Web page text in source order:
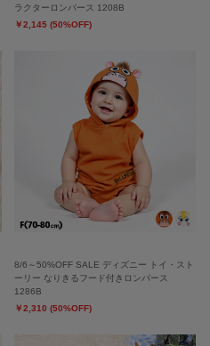
ラクターロンパース 1208B
￥2,145 (50%OFF)
8/6～50%OFF SALE ディズニー トイ・スト
ーリー なりきるフード付きロンパース
1286B
￥2,310 (50%OFF)